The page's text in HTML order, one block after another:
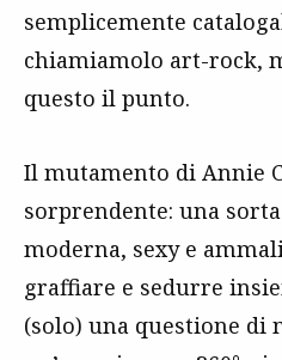
semplicemente
chiamiamolo art-rock,
questo il punto.
Il mutamento di Annie
sorprendente: una
moderna, sexy e
graffiare e sedurre
(solo) una questione di